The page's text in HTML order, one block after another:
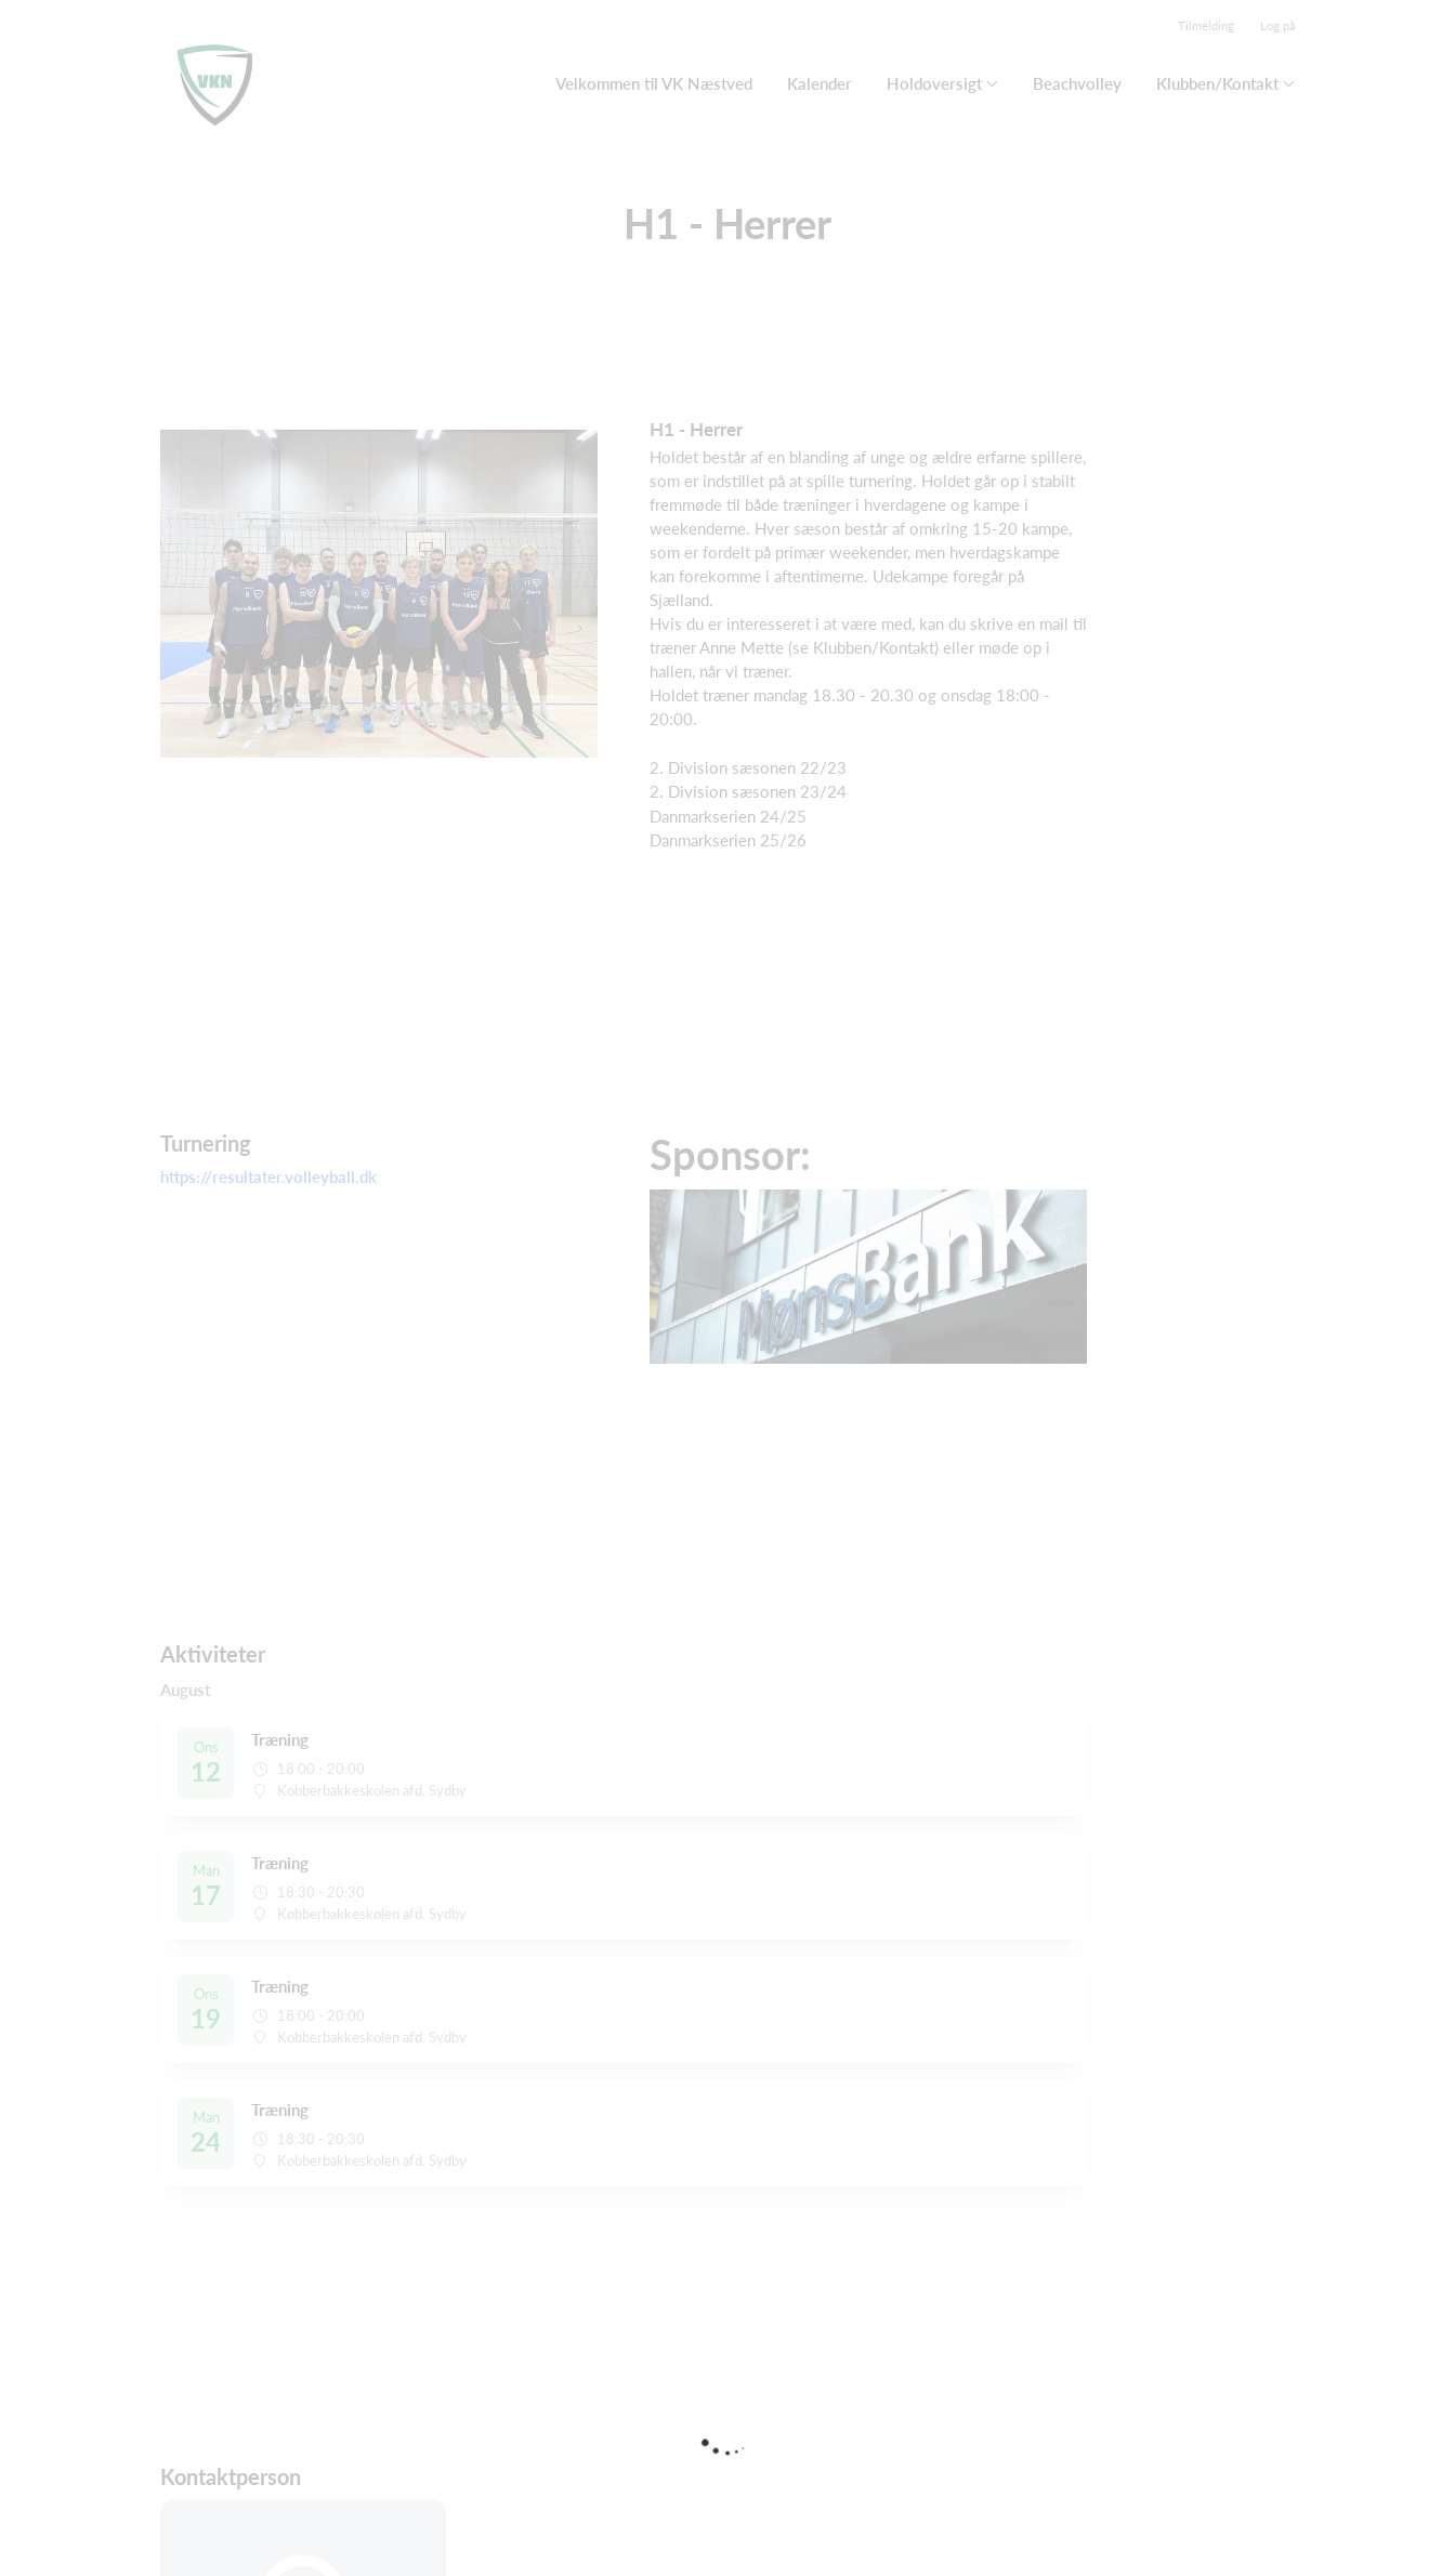
Tilmelding Log på
Velkommen til VK Næstved Kalender Holdoversigt Beachvolley Klubben/Kontakt
H1 - Herrer
H1 - Herrer
Holdet består af en blanding af unge og ældre erfarne spillere,
som er indstillet på at spille turnering. Holdet går op i stabilt
fremmøde til både træninger i hverdagene og kampe i
weekenderne. Hver sæson består af omkring 15-20 kampe,
som er fordelt på primær weekender, men hverdagskampe
kan forekomme i aftentimerne. Udekampe foregår på
Sjælland.
Hvis du er interesseret i at være med, kan du skrive en mail til
træner Anne Mette (se Klubben/Kontakt) eller møde op i
hallen, når vi træner.
Holdet træner mandag 18.30 - 20.30 og onsdag 18:00 -
20:00.
2. Division sæsonen 22/23
2. Division sæsonen 23/24
Danmarkserien 24/25
Danmarkserien 25/26
Turnering
https://resultater.volleyball.dk Sponsor:
Aktiviteter
August
Ons
12
Træning
18:00 - 20:00
Kobberbakkeskolen afd. Sydby
Man
17
Træning
18:30 - 20:30
Kobberbakkeskolen afd. Sydby
Ons
19
Træning
18:00 - 20:00
Kobberbakkeskolen afd. Sydby
Man
24
Træning
18:30 - 20:30
Kobberbakkeskolen afd. Sydby
Kontaktperson